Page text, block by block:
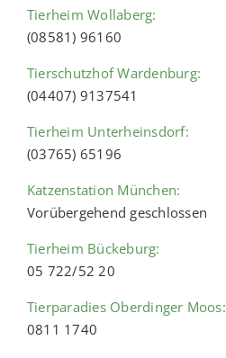
Tierheim Wollaberg:
(08581) 96160
Tierschutzhof Wardenburg:
(04407) 9137541
Tierheim Unterheinsdorf:
(03765) 65196
Katzenstation München:
Vorübergehend geschlossen
Tierheim Bückeburg:
05 722/52 20
Tierparadies Oberdinger Moos:
0811 1740